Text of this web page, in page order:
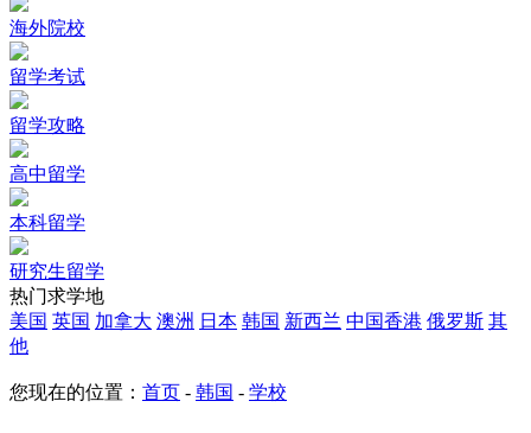
海外院校
留学考试
留学攻略
高中留学
本科留学
研究生留学
热门求学地
美国 英国 加拿大 澳洲 日本 韩国 新西兰 中国香港 俄罗斯 其
他
您现在的位置： 首页 - 韩国 - 学校